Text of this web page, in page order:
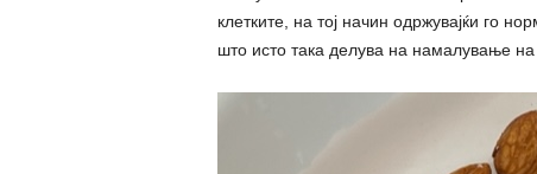
клетките, на тој начин одржувајќи го
што исто така делува на намалување на